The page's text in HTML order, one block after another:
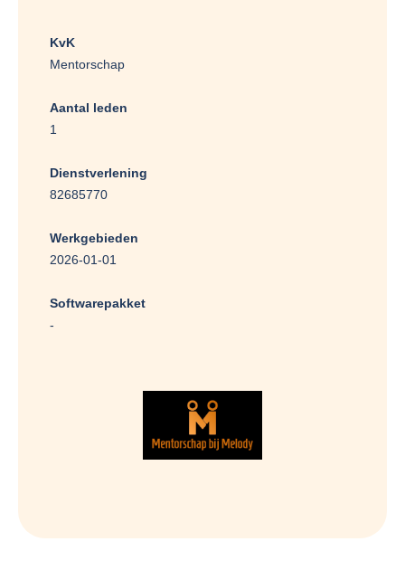
KvK
Mentorschap
Aantal leden
1
Dienstverlening
82685770
Werkgebieden
2026-01-01
Softwarepakket
-